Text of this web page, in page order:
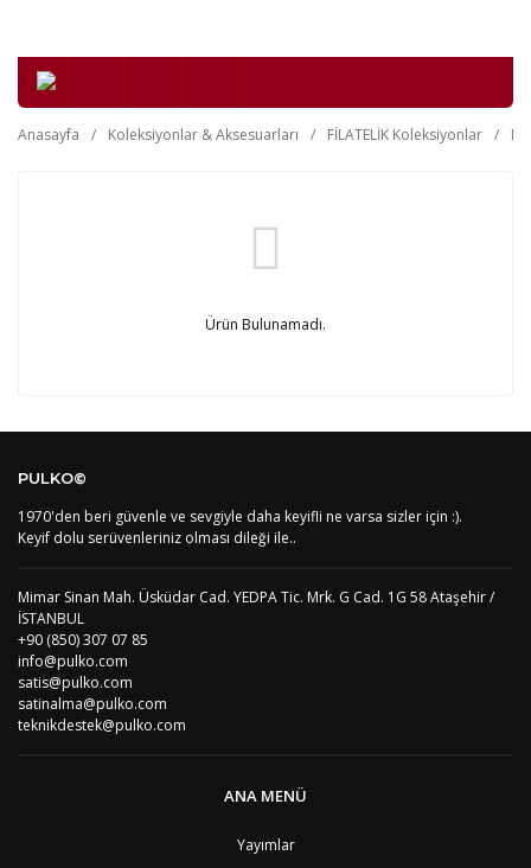
Anasayfa Koleksiyonlar & Aksesuarları FİLATELİK Koleksiyonlar
Ürün Bulunamadı.
PULKO©
1970'den beri güvenle ve sevgiyle daha keyifli ne varsa sizler için :).
Keyif dolu serüvenleriniz olması dileği ile..
Mimar Sinan Mah. Üsküdar Cad. YEDPA Tic. Mrk. G Cad. 1G 58 Ataşehir /
İSTANBUL
+90 (850) 307 07 85
info@pulko.com
satis@pulko.com
satinalma@pulko.com
teknikdestek@pulko.com
ANA MENÜ
Yayımlar